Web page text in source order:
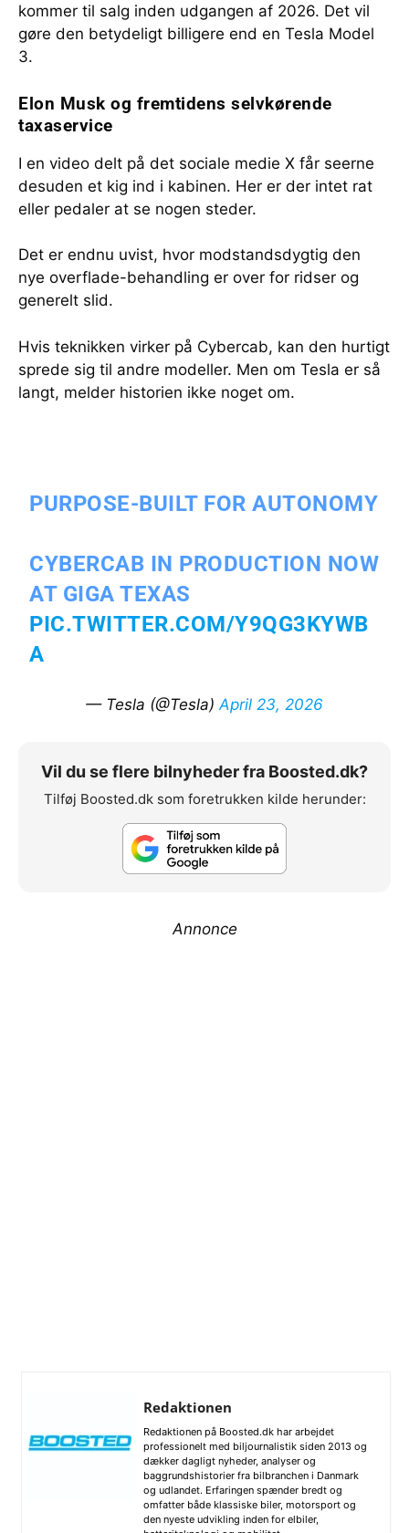
kommer til salg inden udgangen af 2026. Det vil
gøre den betydeligt billigere end en Tesla Model
3.
Elon Musk og fremtidens selvkørende
taxaservice
I en video delt på det sociale medie X får seerne
desuden et kig ind i kabinen. Her er der intet rat
eller pedaler at se nogen steder.
Det er endnu uvist, hvor modstandsdygtig den
nye overflade-behandling er over for ridser og
generelt slid.
Hvis teknikken virker på Cybercab, kan den hurtigt
sprede sig til andre modeller. Men om Tesla er så
langt, melder historien ikke noget om.
PURPOSE-BUILT FOR AUTONOMY
CYBERCAB IN PRODUCTION NOW
AT GIGA TEXAS
PIC.TWITTER.COM/Y9QG3KYWB
A
— Tesla (@Tesla) April 23, 2026
Vil du se flere bilnyheder fra Boosted.dk?
Tilføj Boosted.dk som foretrukken kilde herunder:
Annonce
Redaktionen
Redaktionen på Boosted.dk har arbejdet
professionelt med biljournalistik siden 2013 og
dækker dagligt nyheder, analyser og
baggrundshistorier fra bilbranchen i Danmark
og udlandet. Erfaringen spænder bredt og
omfatter både klassiske biler, motorsport og
den nyeste udvikling inden for elbiler,